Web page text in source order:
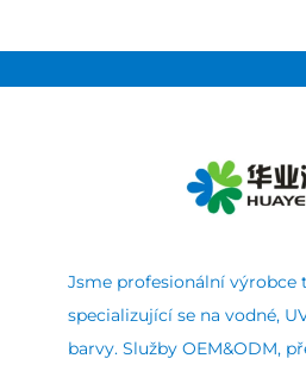
Jsme profesionální výrobce
specializující se na vodné,
barvy. Služby OEM&ODM,